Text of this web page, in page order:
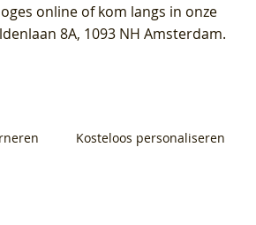
online of kom langs in onze
8A, 1093 NH Amsterdam.
Kosteloos personaliseren